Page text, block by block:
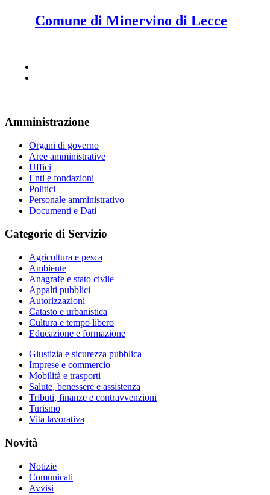
Comune di Minervino di Lecce
Amministrazione
Organi di governo
Aree amministrative
Uffici
Enti e fondazioni
Politici
Personale amministrativo
Documenti e Dati
Categorie di Servizio
Agricoltura e pesca
Ambiente
Anagrafe e stato civile
Appalti pubblici
Autorizzazioni
Catasto e urbanistica
Cultura e tempo libero
Educazione e formazione
Giustizia e sicurezza pubblica
Imprese e commercio
Mobilità e trasporti
Salute, benessere e assistenza
Tributi, finanze e contravvenzioni
Turismo
Vita lavorativa
Novità
Notizie
Comunicati
Avvisi